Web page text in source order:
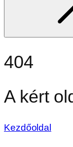
404
A kért
Kezdőoldal